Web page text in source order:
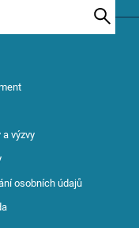
a výzvy
osobních údajů